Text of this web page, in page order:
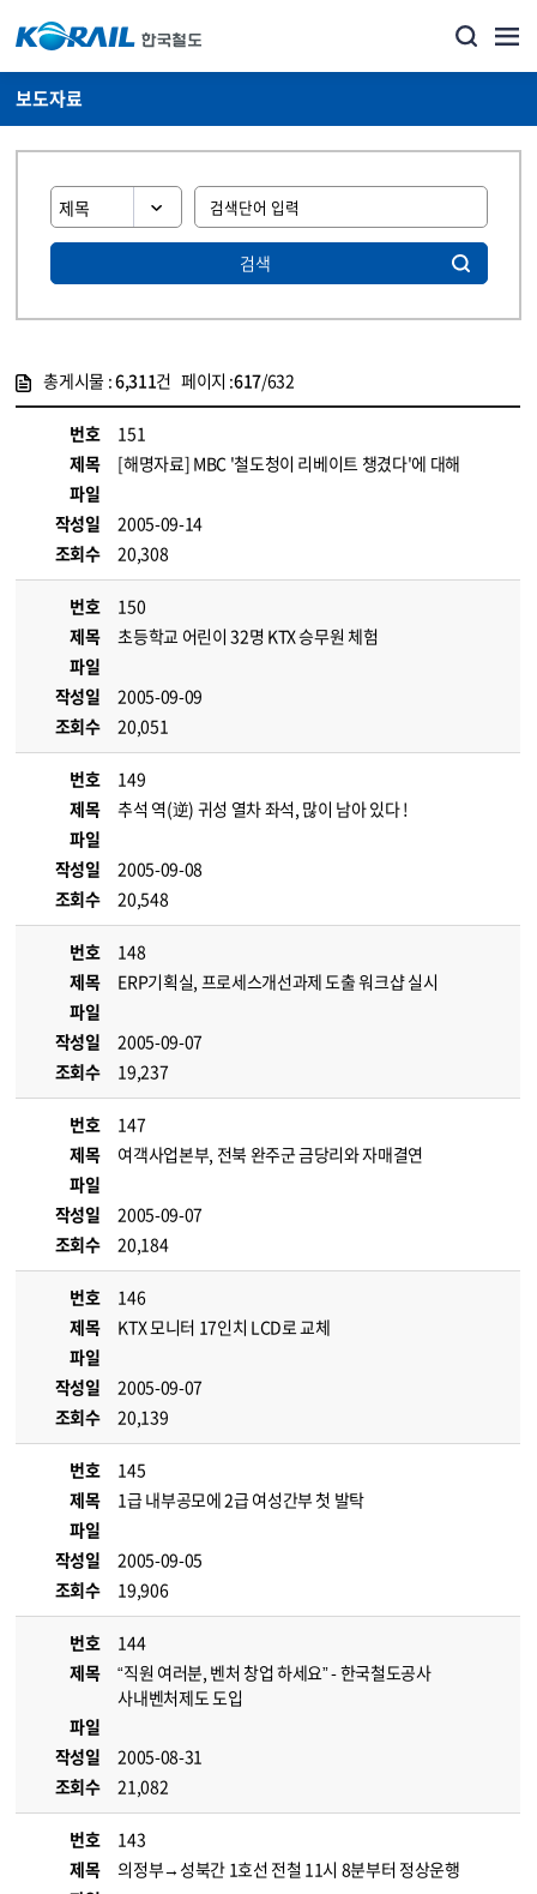
보도자료
검색
총게시물 :6,311건 페이지 :617/632
번호
151
제목
[해명자료] MBC '철도청이 리베이트 챙겼다'에 대해
파일
작성일
2005-09-14
조회수
20,308
번호
150
제목
초등학교 어린이 32명 KTX 승무원 체험
파일
작성일
2005-09-09
조회수
20,051
번호
149
제목
추석 역(逆) 귀성 열차 좌석, 많이 남아 있다 !
파일
작성일
2005-09-08
조회수
20,548
번호
148
제목
ERP기획실, 프로세스개선과제 도출 워크샵 실시
파일
작성일
2005-09-07
조회수
19,237
번호
147
제목
여객사업본부, 전북 완주군 금당리와 자매결연
파일
작성일
2005-09-07
조회수
20,184
번호
146
제목
KTX 모니터 17인치 LCD로 교체
파일
작성일
2005-09-07
조회수
20,139
번호
145
제목
1급 내부공모에 2급 여성간부 첫 발탁
파일
작성일
2005-09-05
조회수
19,906
번호
144
제목
“직원 여러분, 벤처 창업 하세요” - 한국철도공사
사내벤처제도 도입
파일
작성일
2005-08-31
조회수
21,082
번호
143
제목
의정부→성북간 1호선 전철 11시 8분부터 정상운행